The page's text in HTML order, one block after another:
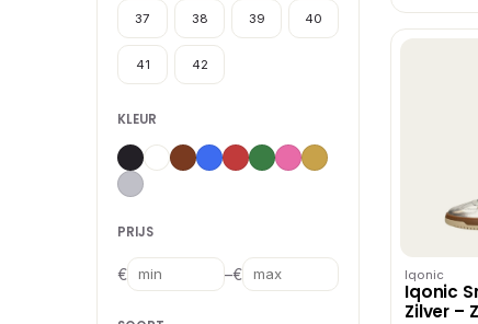
37 38 39 40
41 42
KLEUR
PRIJS
€ –€ Iqonic
Iqonic
Zilver –